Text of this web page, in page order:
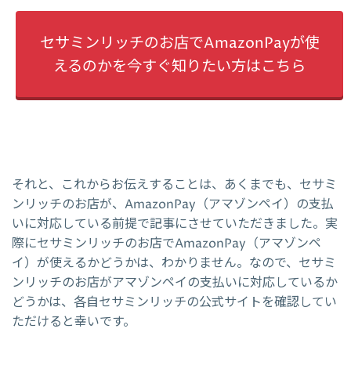
セサミンリッチのお店でAmazonPayが使
えるのかを今すぐ知りたい方はこちら
それと、これからお伝えすることは、あくまでも、セサミ
ンリッチのお店が、AmazonPay（アマゾンペイ）の支払
いに対応している前提で記事にさせていただきました。実
際にセサミンリッチのお店でAmazonPay（アマゾンペ
イ）が使えるかどうかは、わかりません。なので、セサミ
ンリッチのお店がアマゾンペイの支払いに対応しているか
どうかは、各自セサミンリッチの公式サイトを確認してい
ただけると幸いです。